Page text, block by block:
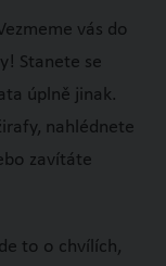
vás do
Stanete se
úplně jinak.
nahlédnete
zavítáte
to o chvílích,